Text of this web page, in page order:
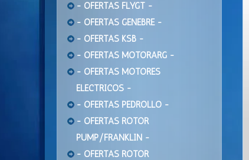
- OFERTAS FLYGT -
- OFERTAS GENEBRE -
- OFERTAS KSB -
- OFERTAS MOTORARG -
- OFERTAS MOTORES
ELECTRICOS -
- OFERTAS PEDROLLO -
- OFERTAS ROTOR
PUMP/FRANKLIN -
- OFERTAS ROTOR